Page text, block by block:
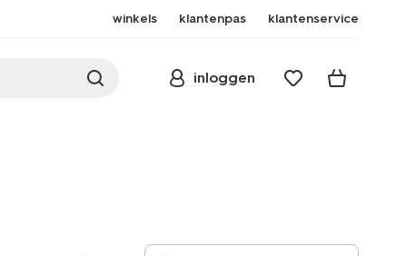
winkels klantenpas klantenservice
inloggen